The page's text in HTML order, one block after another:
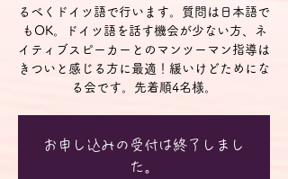
るべくドイツ語で行います。質問は日本語で
もOK。ドイツ語を話す機会が少ない方、ネ
イティブスピーカーとのマンツーマン指導は
きついと感じる方に最適！緩いけどためにな
る会です。先着順4名様。
お申し込みの受付は終了しまし
た。